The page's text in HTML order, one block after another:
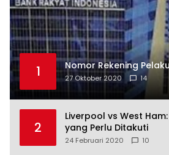
1 Nomor Rekening
27 Oktober 2020 14
2
Liverpool vs West
yang Perlu Ditakuti
24 Februari 2020 10